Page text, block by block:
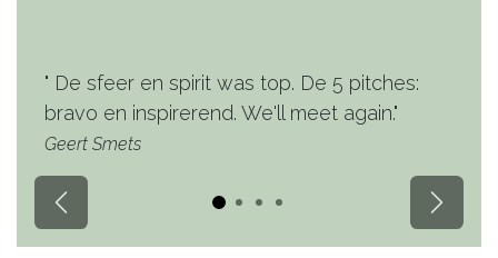
" De sfeer en spirit was top. De 5 pitches:
bravo en inspirerend. We'll meet again."
Geert Smets
Vorige